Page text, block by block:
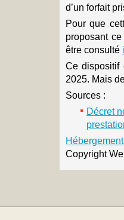
d’un forfait
Pour que
proposant
être consulté
Ce dispositif
2025. Mais
Sources :
Décret
Copyright